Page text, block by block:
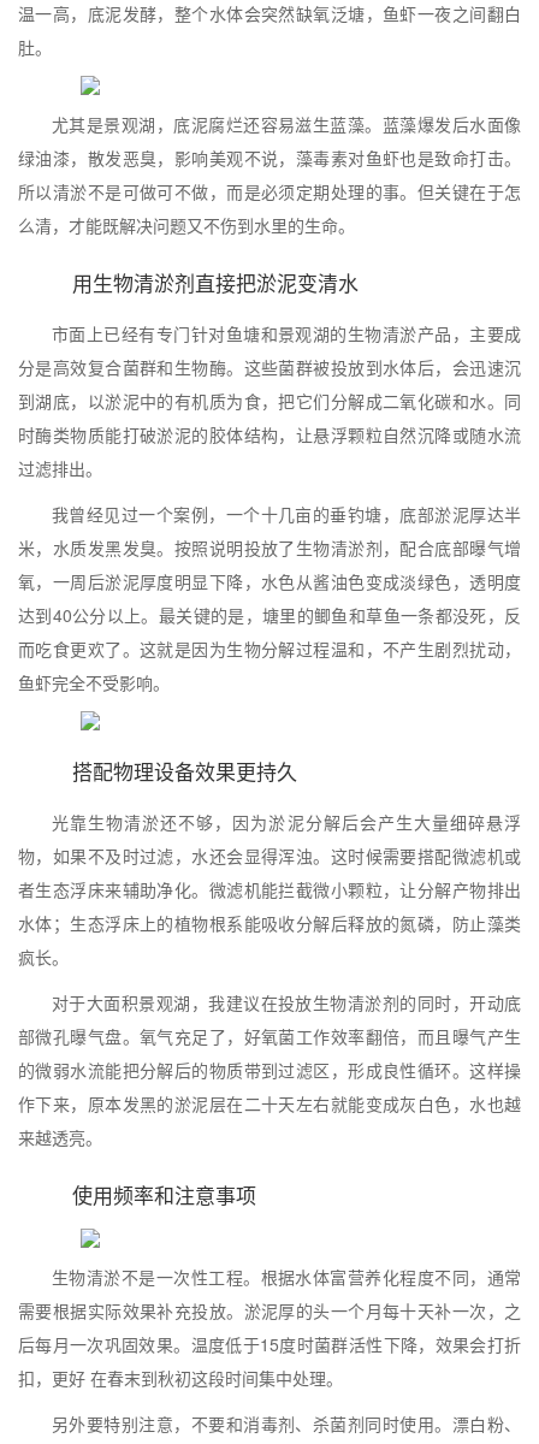
温一高，底泥发酵，整个水体会突然缺氧泛塘，鱼虾一夜之间翻白
肚。
尤其是景观湖，底泥腐烂还容易滋生蓝藻。蓝藻爆发后水面像
绿油漆，散发恶臭，影响美观不说，藻毒素对鱼虾也是致命打击。
所以清淤不是可做可不做，而是必须定期处理的事。但关键在于怎
么清，才能既解决问题又不伤到水里的生命。
用生物清淤剂直接把淤泥变清水
市面上已经有专门针对鱼塘和景观湖的生物清淤产品，主要成
分是高效复合菌群和生物酶。这些菌群被投放到水体后，会迅速沉
到湖底，以淤泥中的有机质为食，把它们分解成二氧化碳和水。同
时酶类物质能打破淤泥的胶体结构，让悬浮颗粒自然沉降或随水流
过滤排出。
我曾经见过一个案例，一个十几亩的垂钓塘，底部淤泥厚达半
米，水质发黑发臭。按照说明投放了生物清淤剂，配合底部曝气增
氧，一周后淤泥厚度明显下降，水色从酱油色变成淡绿色，透明度
达到40公分以上。最关键的是，塘里的鲫鱼和草鱼一条都没死，反
而吃食更欢了。这就是因为生物分解过程温和，不产生剧烈扰动，
鱼虾完全不受影响。
搭配物理设备效果更持久
光靠生物清淤还不够，因为淤泥分解后会产生大量细碎悬浮
物，如果不及时过滤，水还会显得浑浊。这时候需要搭配微滤机或
者生态浮床来辅助净化。微滤机能拦截微小颗粒，让分解产物排出
水体；生态浮床上的植物根系能吸收分解后释放的氮磷，防止藻类
疯长。
对于大面积景观湖，我建议在投放生物清淤剂的同时，开动底
部微孔曝气盘。氧气充足了，好氧菌工作效率翻倍，而且曝气产生
的微弱水流能把分解后的物质带到过滤区，形成良性循环。这样操
作下来，原本发黑的淤泥层在二十天左右就能变成灰白色，水也越
来越透亮。
使用频率和注意事项
生物清淤不是一次性工程。根据水体富营养化程度不同，通常
需要根据实际效果补充投放。淤泥厚的头一个月每十天补一次，之
后每月一次巩固效果。温度低于15度时菌群活性下降，效果会打折
扣，更好 在春末到秋初这段时间集中处理。
另外要特别注意，不要和消毒剂、杀菌剂同时使用。漂白粉、